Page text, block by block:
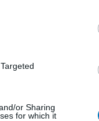
or Sharing
for which it